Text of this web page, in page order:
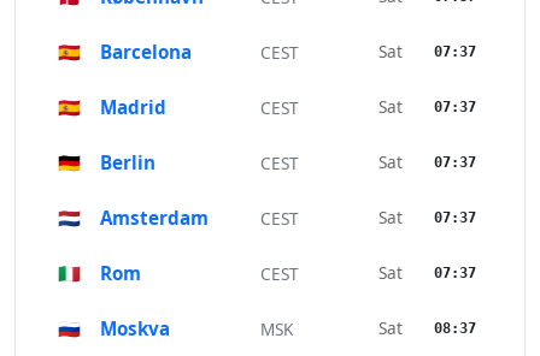
🇪🇸 Barcelona CEST Sat 07:37
🇪🇸 Madrid CEST Sat 07:37
🇩🇪 Berlin CEST Sat 07:37
🇳🇱 Amsterdam CEST Sat 07:37
🇮🇹 Rom CEST Sat 07:37
🇷🇺 Moskva MSK Sat 08:37